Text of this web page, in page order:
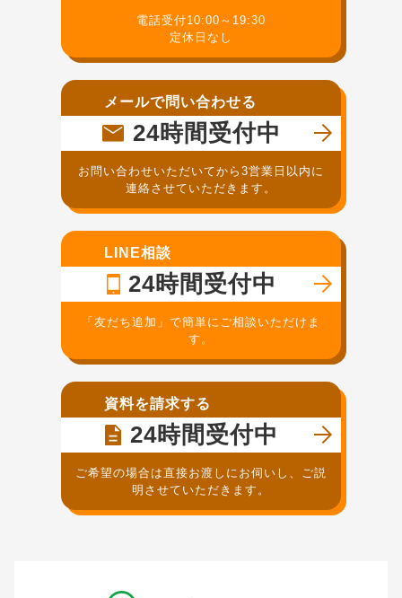
電話受付10:00～19:30
定休日なし
メールで問い合わせる
24時間受付中
お問い合わせいただいてから3営業日以内に
連絡させていただきます。
LINE相談
24時間受付中
「友だち追加」で簡単にご相談いただけま
す。
資料を請求する
24時間受付中
ご希望の場合は直接お渡しにお伺いし、ご説
明させていただきます。